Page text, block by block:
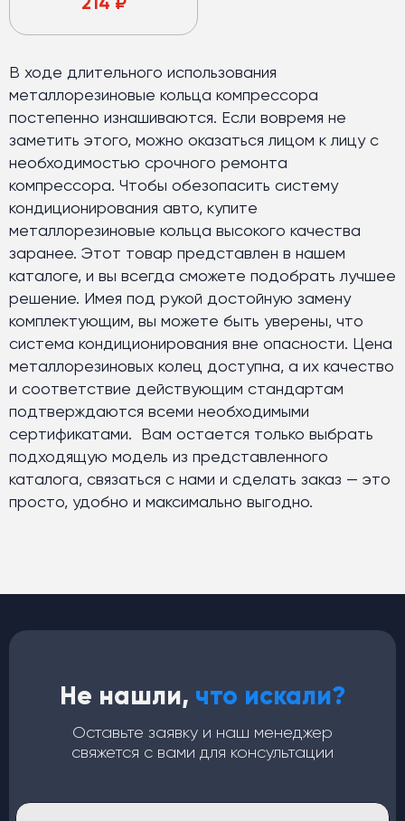
214 ₽
В ходе длительного использования
металлорезиновые кольца компрессора
постепенно изнашиваются. Если вовремя не
заметить этого, можно оказаться лицом к лицу с
необходимостью срочного ремонта
компрессора. Чтобы обезопасить систему
кондиционирования авто, купите
металлорезиновые кольца высокого качества
заранее. Этот товар представлен в нашем
каталоге, и вы всегда сможете подобрать лучшее
решение. Имея под рукой достойную замену
комплектующим, вы можете быть уверены, что
система кондиционирования вне опасности. Цена
металлорезиновых колец доступна, а их качество
и соответствие действующим стандартам
подтверждаются всеми необходимыми
сертификатами. Вам остается только выбрать
подходящую модель из представленного
каталога, связаться с нами и сделать заказ — это
просто, удобно и максимально выгодно.
Не нашли, что искали?
Оставьте заявку и наш менеджер
свяжется с вами для консультации